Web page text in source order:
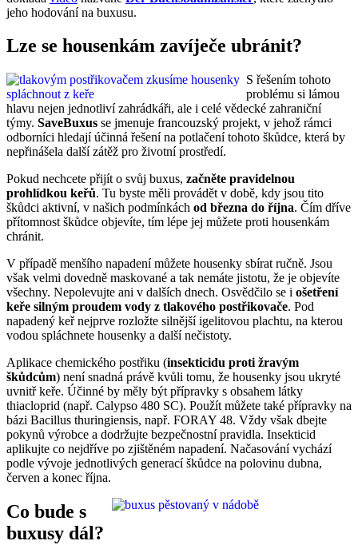
jeho hodování na buxusu.
Lze se housenkám zavíječe ubránit?
S řešením tohoto
problému si lámou
hlavu nejen jednotliví zahrádkáři, ale i celé vědecké zahraniční
týmy. SaveBuxus se jmenuje francouzský projekt, v jehož rámci
odborníci hledají účinná řešení na potlačení tohoto škůdce, která by
nepřinášela další zátěž pro životní prostředí.
Pokud nechcete přijít o svůj buxus, začněte pravidelnou
prohlídkou keřů. Tu byste měli provádět v době, kdy jsou tito
škůdci aktivní, v našich podmínkách od března do října. Čím dříve
přítomnost škůdce objevíte, tím lépe jej můžete proti housenkám
chránit.
V případě menšího napadení můžete housenky sbírat ručně. Jsou
však velmi dovedně maskované a tak nemáte jistotu, že je objevíte
všechny. Nepolevujte ani v dalších dnech. Osvědčilo se i ošetření
keře silným proudem vody z tlakového postřikovače. Pod
napadený keř nejprve rozložte silnější igelitovou plachtu, na kterou
vodou spláchnete housenky a další nečistoty.
Aplikace chemického postřiku (insekticidu proti žravým
škůdcům) není snadná právě kvůli tomu, že housenky jsou ukryté
uvnitř keře. Účinné by měly být přípravky s obsahem látky
thiacloprid (např. Calypso 480 SC). Použít můžete také přípravky na
bázi Bacillus thuringiensis, např. FORAY 48. Vždy však dbejte
pokynů výrobce a dodržujte bezpečnostní pravidla. Insekticid
aplikujte co nejdříve po zjištěném napadení. Načasování vychází
podle vývoje jednotlivých generací škůdce na polovinu dubna,
červen a konec října.
Co bude s
buxusy dál?